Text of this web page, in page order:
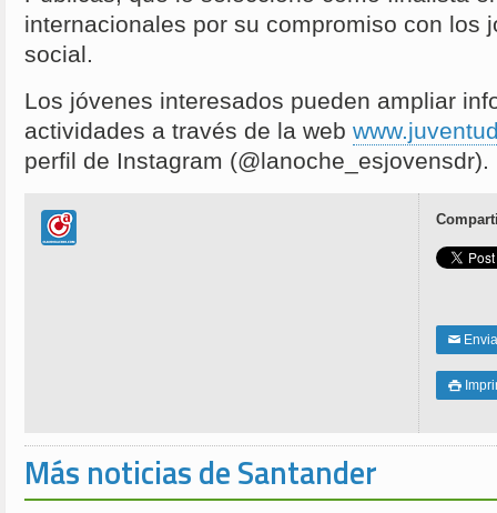
internacionales por su compromiso con los
social.
Los jóvenes interesados pueden ampliar
actividades a través de la web
perfil de Instagram (@lanoche_esjovensdr).
✉

Más noticias de Santander